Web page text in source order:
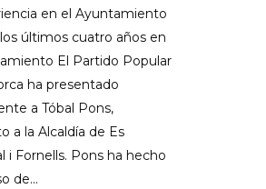
en el Ayuntamiento
últimos cuatro años en
El Partido Popular
ha presentado
a Tóbal Pons,
a la Alcaldía de Es
i Fornells. Pons ha hecho
de...